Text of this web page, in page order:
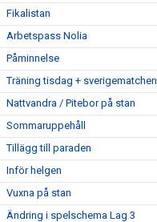
Fikalistan
Arbetspass Nolia
Påminnelse
Träning tisdag + sverigematchen
Nattvandra / Pitebor på stan
Sommaruppehåll
Tillägg till paraden
Inför helgen
Vuxna på stan
Ändring i spelschema Lag 3